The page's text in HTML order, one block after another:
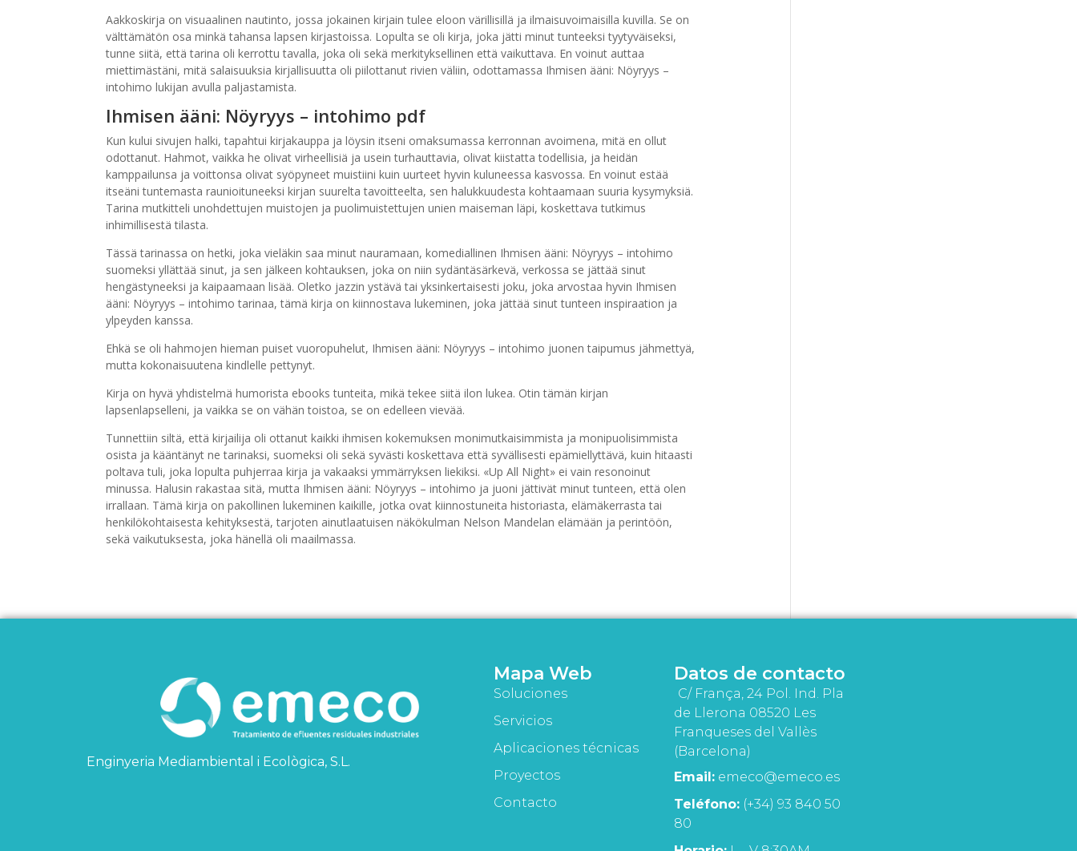
Aakkoskirja on visuaalinen nautinto, jossa jokainen kirjain tulee eloon värillisillä ja ilmaisuvoimaisilla kuvilla. Se on
välttämätön osa minkä tahansa lapsen kirjastoissa. Lopulta se oli kirja, joka jätti minut tunteeksi tyytyväiseksi,
tunne siitä, että tarina oli kerrottu tavalla, joka oli sekä merkityksellinen että vaikuttava. En voinut auttaa
miettimästäni, mitä salaisuuksia kirjallisuutta oli piilottanut rivien väliin, odottamassa Ihmisen ääni: Nöyryys –
intohimo lukijan avulla paljastamista.
Ihmisen ääni: Nöyryys – intohimo pdf
Kun kului sivujen halki, tapahtui kirjakauppa ja löysin itseni omaksumassa kerronnan avoimena, mitä en ollut
odottanut. Hahmot, vaikka he olivat virheellisiä ja usein turhauttavia, olivat kiistatta todellisia, ja heidän
kamppailunsa ja voittonsa olivat syöpyneet muistiini kuin uurteet hyvin kuluneessa kasvossa. En voinut estää
itseäni tuntemasta raunioituneeksi kirjan suurelta tavoitteelta, sen halukkuudesta kohtaamaan suuria kysymyksiä.
Tarina mutkitteli unohdettujen muistojen ja puolimuistettujen unien maiseman läpi, koskettava tutkimus
inhimillisestä tilasta.
Tässä tarinassa on hetki, joka vieläkin saa minut nauramaan, komediallinen Ihmisen ääni: Nöyryys – intohimo
suomeksi yllättää sinut, ja sen jälkeen kohtauksen, joka on niin sydäntäsärkevä, verkossa se jättää sinut
hengästyneeksi ja kaipaamaan lisää. Oletko jazzin ystävä tai yksinkertaisesti joku, joka arvostaa hyvin Ihmisen
ääni: Nöyryys – intohimo tarinaa, tämä kirja on kiinnostava lukeminen, joka jättää sinut tunteen inspiraation ja
ylpeyden kanssa.
Ehkä se oli hahmojen hieman puiset vuoropuhelut, Ihmisen ääni: Nöyryys – intohimo juonen taipumus jähmettyä,
mutta kokonaisuutena kindlelle pettynyt.
Kirja on hyvä yhdistelmä humorista ebooks tunteita, mikä tekee siitä ilon lukea. Otin tämän kirjan
lapsenlapselleni, ja vaikka se on vähän toistoa, se on edelleen vievää.
Tunnettiin siltä, että kirjailija oli ottanut kaikki ihmisen kokemuksen monimutkaisimmista ja monipuolisimmista
osista ja kääntänyt ne tarinaksi, suomeksi oli sekä syvästi koskettava että syvällisesti epämiellyttävä, kuin hitaasti
poltava tuli, joka lopulta puhjerraa kirja ja vakaaksi ymmärryksen liekiksi. «Up All Night» ei vain resonoinut
minussa. Halusin rakastaa sitä, mutta Ihmisen ääni: Nöyryys – intohimo ja juoni jättivät minut tunteen, että olen
irrallaan. Tämä kirja on pakollinen lukeminen kaikille, jotka ovat kiinnostuneita historiasta, elämäkerrasta tai
henkilökohtaisesta kehityksestä, tarjoten ainutlaatuisen näkökulman Nelson Mandelan elämään ja perintöön,
sekä vaikutuksesta, joka hänellä oli maailmassa.
Enginyeria Mediambiental i Ecològica, S.L.
Mapa Web
Soluciones
Servicios
Aplicaciones técnicas
Proyectos
Contacto
Datos de contacto
C/ França, 24 Pol. Ind. Pla
de Llerona 08520 Les
Franqueses del Vallès
(Barcelona)
Email: emeco@emeco.es
Teléfono: (+34) 93 840 50
80